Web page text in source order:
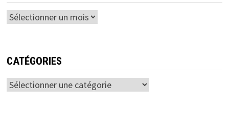
Archives
CATÉGORIES
Catégories